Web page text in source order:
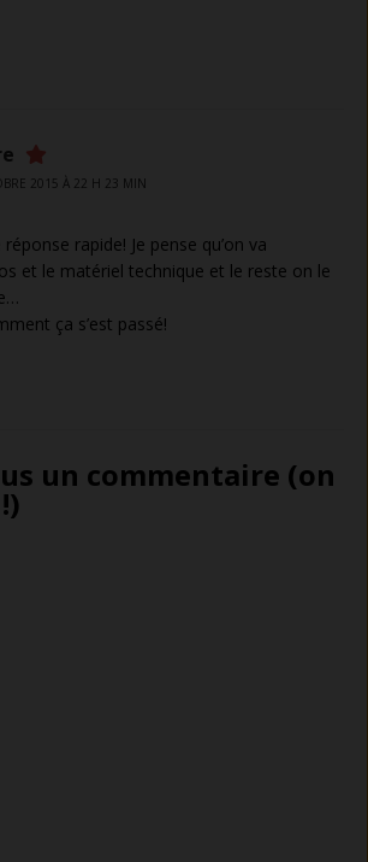
2015 À 22 H 23 MIN
rapide! Je pense qu’on va
et le matériel technique et le reste on le
ça s’est passé!
un commentaire (on